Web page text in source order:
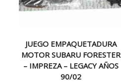
JUEGO EMPAQUETADURA
MOTOR SUBARU FORESTER
– IMPREZA – LEGACY AÑOS
90/02